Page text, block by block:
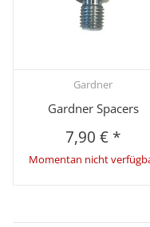
Gardner
Gardner Spacers
7,90 € *
Momentan nicht